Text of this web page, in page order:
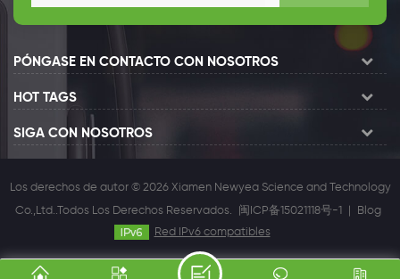
PÓNGASE EN CONTACTO CON NOSOTROS
HOT TAGS
SIGA CON NOSOTROS
Los derechos de autor © 2026 Xiamen Newyea Science and Technology
Co.,Ltd..Todos Los Derechos Reservados.
闽ICP备15021118号-1
Blog
Red IPv6 compatibles